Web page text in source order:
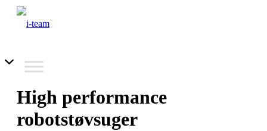
High performance
robotstøvsuger